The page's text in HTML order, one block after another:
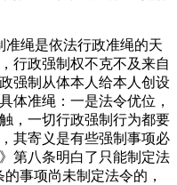
绳是依法行政准绳的天
行政强制权不克不及来自
强制从体本人给本人创设
体准绳：一是法令优位，
，一切行政强制行为都要
其寄义是有些强制事项必
第八条明白了只能制定法
事项尚未制定法令的，